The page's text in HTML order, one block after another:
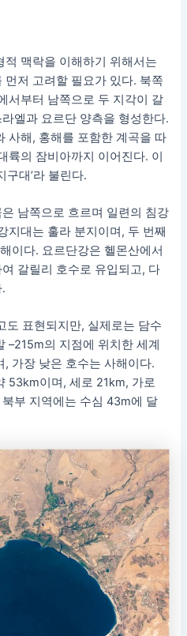
맥락을 이해하기 위해서는
저 고려할 필요가 있다. 북쪽
서부터 남쪽으로 두 지각이 갈
엘과 요르단 양측을 형성한다.
사해, 홍해를 포함한 계곡을 따
륙의 잠비아까지 이어진다. 이
구대’라 불린다.
남쪽으로 흐르며 일련의 침강
지대는 훌라 분지이며, 두 번째
이다. 요르단강은 헬몬산에서
갈릴리 호수로 유입되고, 다
도 표현되지만, 실제로는 담수
–215m의 지점에 위치한 세계
가장 낮은 호수는 사해이다.
53km이며, 세로 21km, 가로
부 지역에는 수심 43m에 달